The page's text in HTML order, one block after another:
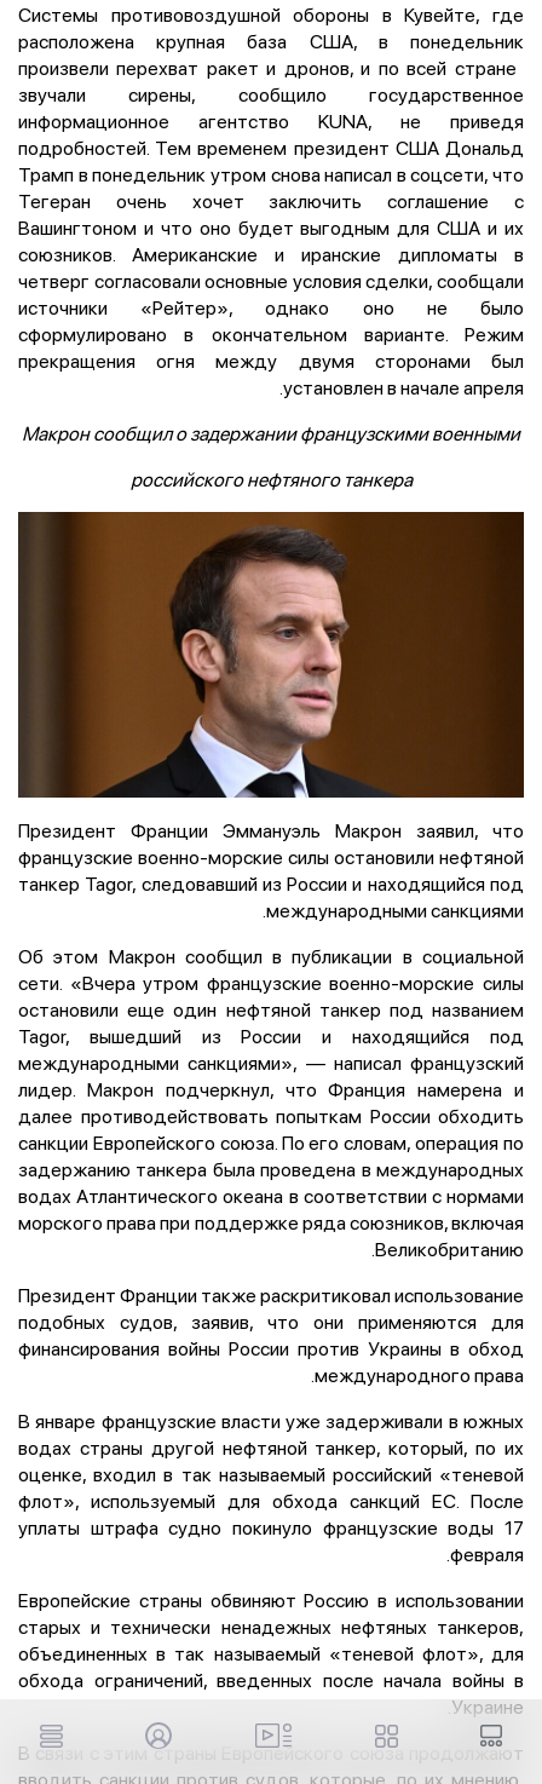
Системы противовоздушной обороны в Кувейте, где
‌расположена крупная база США, в понедельник
произвели перехват ракет и дронов, и по всей стране ​
звучали сирены, ​сообщило государственное
информационное ‌агентство KUNA, не приведя
подробностей. Тем временем президент США ​Дональд
Трамп в понедельник утром снова написал в соцсети, что
Тегеран очень хочет заключить соглашение с
Вашингтоном и что оно будет выгодным для США и их
союзников. Американские и иранские дипломаты в
четверг ​согласовали основные условия сделки, ⁠сообщали
источники «Рейтер», однако оно не было
сформулировано в окончательном ‌варианте. Режим
прекращения огня между двумя сторонами был
установлен ‌в начале апреля.
Макрон сообщил о задержании французскими военными
российского нефтяного танкера
Президент Франции Эммануэль Макрон заявил, что
французские военно-морские силы остановили нефтяной
танкер Tagor, следовавший из России и находящийся под
международными санкциями.
Об этом Макрон сообщил в публикации в социальной
сети. «Вчера утром французские военно-морские силы
остановили еще один нефтяной танкер под названием
Tagor, вышедший из России и находящийся под
международными санкциями», — написал французский
лидер. Макрон подчеркнул, что Франция намерена и
далее противодействовать попыткам России обходить
санкции Европейского союза. По его словам, операция по
задержанию танкера была проведена в международных
водах Атлантического океана в соответствии с нормами
морского права при поддержке ряда союзников, включая
Великобританию.
Президент Франции также раскритиковал использование
подобных судов, заявив, что они применяются для
финансирования войны России против Украины в обход
международного права.
В январе французские власти уже задерживали в южных
водах страны другой нефтяной танкер, который, по их
оценке, входил в так называемый российский «теневой
флот», используемый для обхода санкций ЕС. После
уплаты штрафа судно покинуло французские воды 17
февраля.
Европейские страны обвиняют Россию в использовании
старых и технически ненадежных нефтяных танкеров,
объединенных в так называемый «теневой флот», для
обхода ограничений, введенных после начала войны в
Украине.
В связи с этим страны Европейского союза продолжают
вводить санкции против судов, которые, по их мнению,